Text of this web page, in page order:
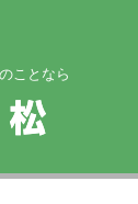
ことなら